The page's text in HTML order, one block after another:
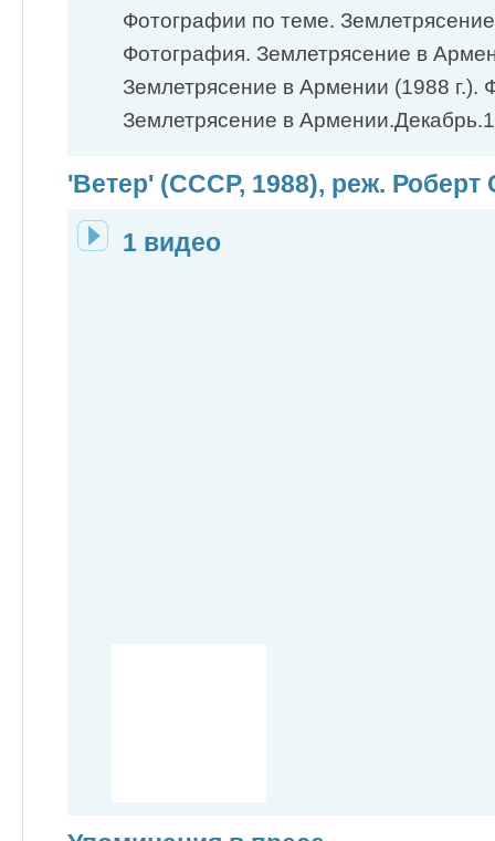
Фотографии по теме.
Фотография. Землетрясение в
Землетрясение в Армении (1988 г.).
Землетрясение в
'Ветер' (СССР, 1988), реж. Роберт
1 видео